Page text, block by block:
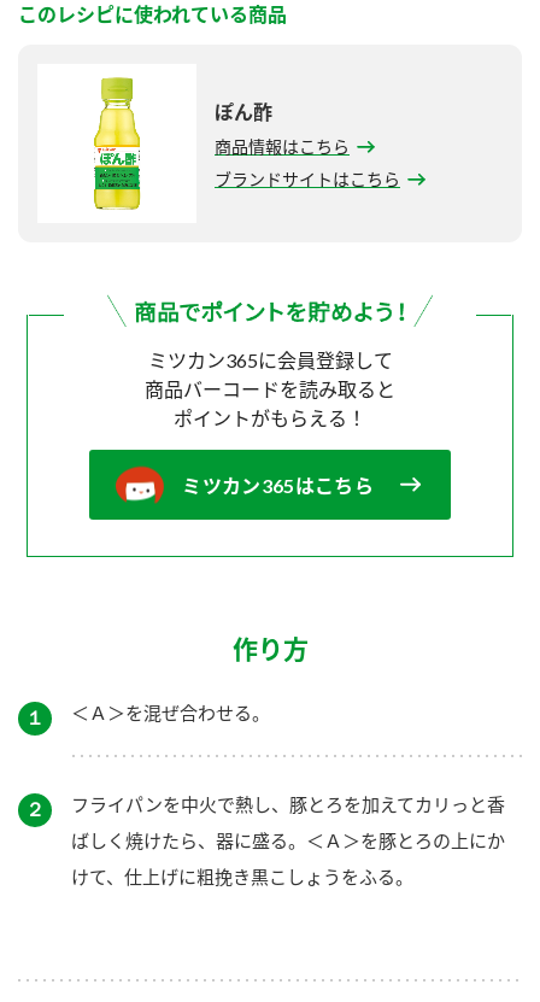
このレシピに使われている商品
ぽん酢
商品情報はこちら
ブランドサイトはこちら
ミツカン365に会員登録して
商品バーコードを読み取ると
ポイントがもらえる！
ミツカン365はこちら
作り方
１ ＜Ａ＞を混ぜ合わせる。
２
フライパンを中火で熱し、豚とろを加えてカリっと香
ばしく焼けたら、器に盛る。＜Ａ＞を豚とろの上にか
けて、仕上げに粗挽き黒こしょうをふる。